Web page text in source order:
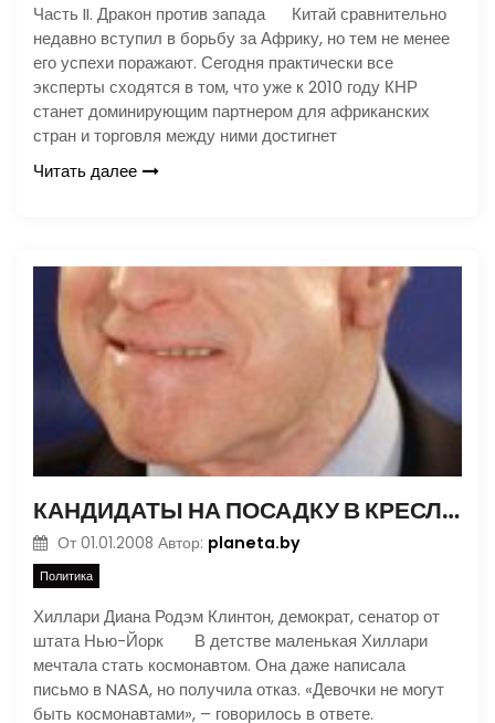
Часть II. Дракон против запада Китай сравнительно
недавно вступил в борьбу за Африку, но тем не менее
его успехи поражают. Сегодня практически все
эксперты сходятся в том, что уже к 2010 году КНР
станет доминирующим партнером для африканских
стран и торговля между ними достигнет
Читать далее
КАНДИДАТЫ НА ПОСАДКУ В КРЕСЛО ПРЕЗИДЕНТА США
От 01.01.2008 Автор: planeta.by
Политика
Хиллари Диана Родэм Клинтон, демократ, сенатор от
штата Нью-Йорк В детстве маленькая Хиллари
мечтала стать космонавтом. Она даже написала
письмо в NASA, но получила отказ. «Девочки не могут
быть космонавтами», – говорилось в ответе.